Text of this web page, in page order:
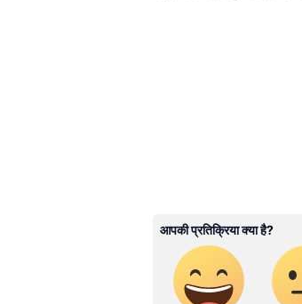
राजधानी पर
सत्यनारायण ने
वाईएस जगन मोहन